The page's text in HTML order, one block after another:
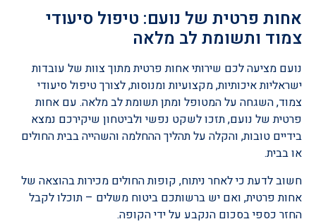
אחות פרטית של נועם: טיפול סיעודי
צמוד ותשומת לב מלאה
נועם מציעה לכם שירותי אחות פרטית מתוך צוות של עובדות
ישראליות איכותיות, מקצועיות ומנוסות, לצורך טיפול סיעודי
צמוד, השגחה על המטופל ומתן תשומת לב מלאה. עם אחות
פרטית של נועם, תזכו לשקט נפשי ולביטחון שיקירכם נמצא
בידיים טובות, והקלה על תהליך ההחלמה והשהייה בבית החולים
או בבית.
חשוב לדעת כי לאחר ניתוח, קופות החולים מכירות בהוצאה של
אחות פרטית, ואם יש ברשותכם ביטוח משלים – תוכלו לקבל
החזר כספי בסכום הנקבע על ידי הקופה.